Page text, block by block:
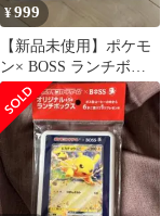
¥999
【新品未使用】ポケモ
ン× BOSS ランチボッ
クス イーブイ ピカチ
ュウ